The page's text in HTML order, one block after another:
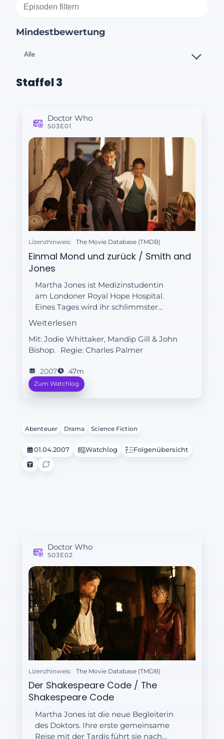
Mindestbewertung
Staffel 3
Doctor Who
S03E01
Lizenzhinweis: The Movie Database (TMDB)
Einmal Mond und zurück / Smith and
Jones
Martha Jones ist Medizinstudentin
am Londoner Royal Hope Hospital.
Eines Tages wird ihr schlimmster
Albtraum wahr: das komplette
Mond gebeamt. Das Ganze entpuppt
sich als Vorsichtsmaßnahme der
Krankenhaus eingenistet haben, als
sie isoliert werden sollen. Hilfe beim
wirklich vertrauen kann?
Weiterlesen
Mit: Jodie Whittaker, Mandip Gill & John
Bishop.
Regie: Charles Palmer
2007 47m
Zum Watchlog
Abenteuer Drama Science Fiction
01.04.2007 Watchlog Folgenübersicht
Doctor Who
S03E02
Lizenzhinweis: The Movie Database (TMDB)
Der Shakespeare Code / The
Shakespeare Code
Martha Jones ist die neue Begleiterin
des Doktors. Ihre erste gemeinsame
Reise mit der Tardis führt sie nach